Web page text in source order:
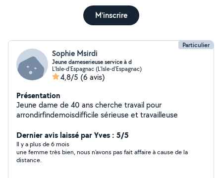
M'inscrire
Particulier
Sophie Msirdi
Jeune dameserieuse service à d
L'Isle-d'Espagnac (L'Isle-d'Espagnac)
4,8/5 (6 avis)
Présentation
Jeune dame de 40 ans cherche travail pour
arrondirfindemoisdifficile sérieuse et travailleuse
Dernier avis laissé par Yves : 5/5
Il y a plus de 6 mois
une femme très bien, nous n'avons pas fait affaire à cause de la
distance.